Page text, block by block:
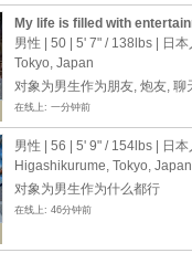
My life is filled with
男性 | 50 | 5' 7" / 138lbs | 日
Tokyo, Japan
对象为男生作为朋友, 炮友, 聊
在线上: 一分钟前
男性 | 56 | 5' 9" / 154lbs | 日
Higashikurume, Tokyo, Japan
对象为男生作为什么都行
在线上: 46分钟前